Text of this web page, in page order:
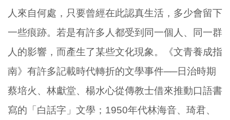
人來自何處，只要曾經在此認真生活，多少會留下
一些痕跡。若是有許多人都受到同一個人、同一群
人的影響，而產生了某些文化現象。《文青養成指
南》有許多記載時代轉折的文學事件──日治時期
蔡培火、林獻堂、楊水心從傳教士借來推動口語書
寫的「白話字」文學； 1950年代林海音、琦君、